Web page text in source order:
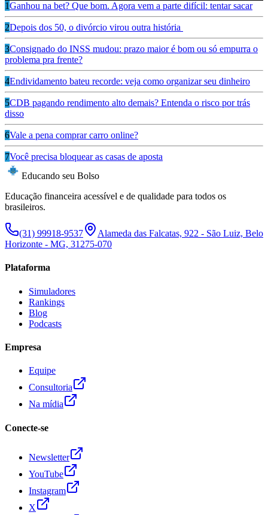
1Ganhou na bet? Que bom. Agora vem a parte difícil: tentar sacar
2Depois dos 50, o divórcio virou outra história
3Consignado do INSS mudou: prazo maior é bom ou só empurra o
problema pra frente?
4Endividamento bateu recorde: veja como organizar seu dinheiro
5CDB pagando rendimento alto demais? Entenda o risco por trás
disso
6Vale a pena comprar carro online?
7Você precisa bloquear as casas de aposta
Educando seu Bolso
Educação financeira acessível e de qualidade para todos os
brasileiros.
(31) 99918-9537
Alameda das Falcatas, 922 - São Luiz, Belo
Horizonte - MG, 31275-070
Plataforma
Simuladores
Rankings
Blog
Podcasts
Empresa
Equipe
Consultoria
Na mídia
Conecte-se
Newsletter
YouTube
Instagram
X